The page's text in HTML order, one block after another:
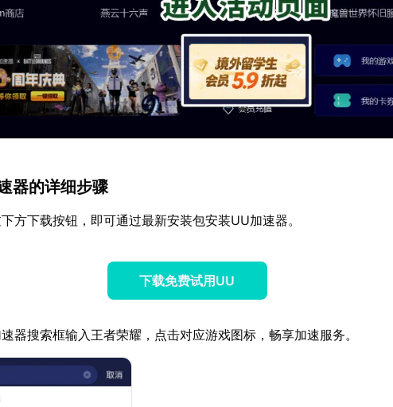
器的详细步骤
方下载按钮，即可通过最新安装包安装UU加速器。
下载免费试用UU
器搜索框输入王者荣耀，点击对应游戏图标，畅享加速服务。